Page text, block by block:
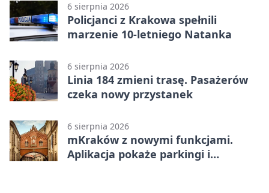
6 sierpnia 2026
Policjanci z Krakowa spełnili
marzenie 10-letniego Natanka
6 sierpnia 2026
Linia 184 zmieni trasę. Pasażerów
czeka nowy przystanek
6 sierpnia 2026
mKraków z nowymi funkcjami.
Aplikacja pokaże parkingi i